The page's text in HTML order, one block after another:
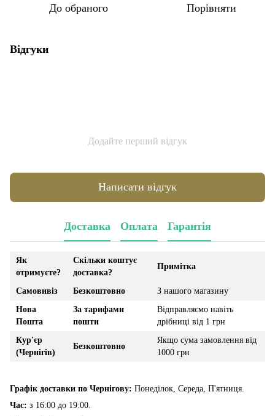
До обраного Порівняти
Відгуки
Додайте перший відгук
Написати відгук
Доставка Оплата Гарантія
Як
отримуєте?
Скільки коштує
доставка?
Примітка
Самовивіз Безкоштовно
З нашого магазину
Нова
Пошта
За тарифами
пошти
Відправляємо навіть
дрібниці від 1 грн
Кур'єр
(Чернігів)
Безкоштовно
Якщо сума замовлення від
1000 грн
Графік доставки по Чернігову: Понеділок, Середа, П'ятниця.
Час: з 16:00 до 19:00.